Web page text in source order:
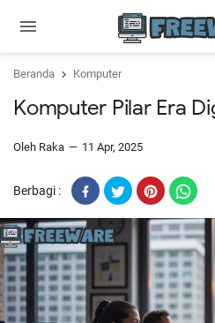
Beranda Komputer
Komputer Pilar Era
Oleh Raka 11 Apr, 2025
Berbagi :